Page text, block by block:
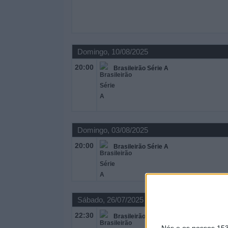
Domingo, 10/08/2025
20:00 Brasileirão Série A
Domingo, 03/08/2025
20:00 Brasileirão Série A
Sábado, 26/07/2025
22:30 Brasileirão Série A